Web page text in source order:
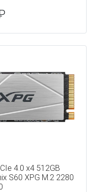
4.0 x4 512GB
S60 XPG M.2 2280